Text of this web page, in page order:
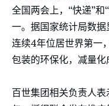
全国两会上，“快递”
一。据国家统计局数
连续4年位居世界第一
包装的环保化，减量化
百世集团相关负责人